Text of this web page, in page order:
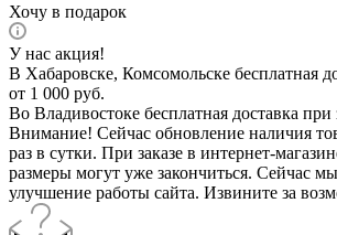
Хочу в подарок
У нас акция!
В Хабаровске, Комсомольске бесплатная
от 1 000 руб.
Во Владивостоке бесплатная доставка при
Внимание! Сейчас обновление наличия
раз в сутки. При заказе в интернет-
размеры могут уже закончиться. Сейчас
улучшение работы сайта. Извините за